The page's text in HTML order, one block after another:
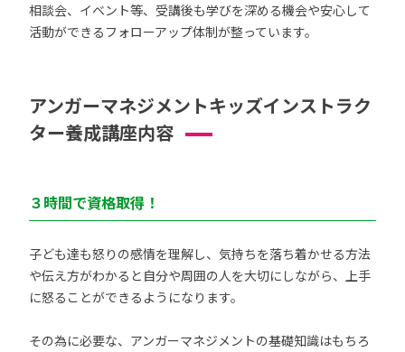
相談会、イベント等、受講後も学びを深める機会や安心して
活動ができるフォローアップ体制が整っています。
アンガーマネジメントキッズインストラク
ター養成講座内容
３時間で資格取得！
子ども達も怒りの感情を理解し、気持ちを落ち着かせる方法
や伝え方がわかると自分や周囲の人を大切にしながら、上手
に怒ることができるようになります。
その為に必要な、アンガーマネジメントの基礎知識はもちろ